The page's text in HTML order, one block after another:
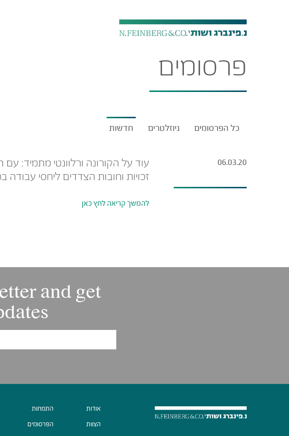
פרסומים
כל הפרסומים ניוזלטרים חדשות
06.03.20
עוד על הקורונה ורלוונטי מתמיד:
זכויות וחובות הצדדים ליחסי
להמשך קריאה לחץ כאן
and get
אודות
התמחות
הצוות
הפרסומים